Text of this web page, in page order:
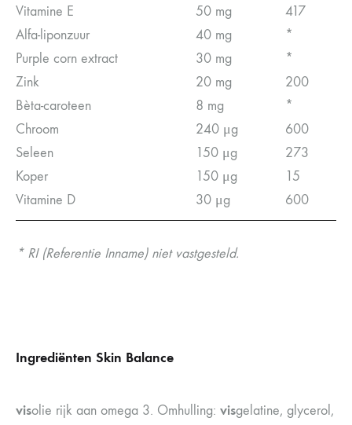
Vitamine E
Alfa-liponzuur
Purple corn extract
Zink
Bèta-caroteen
Chroom
Seleen
Koper
Vitamine D
50 mg
40 mg
30 mg
20 mg
8 mg
240 μg
150 μg
150 μg
30 μg
417
*
*
200
*
600
273
15
600
* RI (Referentie Inname) niet vastgesteld.
Ingrediënten Skin Balance
visolie rijk aan omega 3. Omhulling: visgelatine, glycerol,